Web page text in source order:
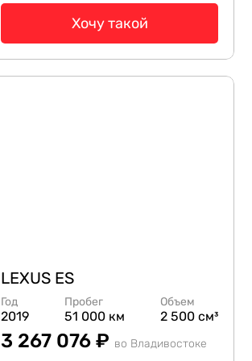
Хочу такой
LEXUS ES
Год
2019
Пробег
51 000 км
Объем
2 500 см³
3 267 076 ₽ во Владивостоке